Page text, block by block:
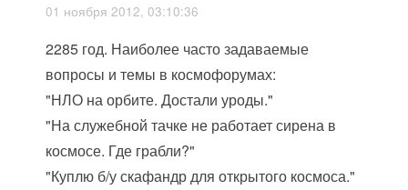
01 ноября 2012, 03:10:36
2285 год. Наиболее часто задаваемые
вопросы и темы в космофорумах:
"НЛО на орбите. Достали уроды."
"На служебной тачке не работает сирена в
космосе. Где грабли?"
"Куплю б/у скафандр для открытого космоса."